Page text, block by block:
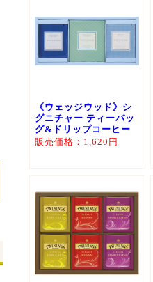
《ウェッジウッド》シ
グニチャー ティーバッ
グ&ドリップコーヒー
販売価格：1,620円